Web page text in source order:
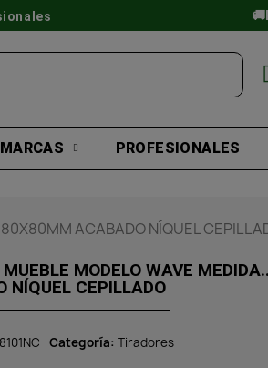
PROFESIONALES
ACABADO NÍQUEL
MODELO WAVE
NÍQUEL CEPILLADO
8101NC Categoría Tiradores